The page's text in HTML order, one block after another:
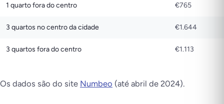
1 quarto fora do centro €765
3 quartos no centro da cidade €1.644
3 quartos fora do centro €1.113
Os dados são do site Numbeo (até abril de 2024).